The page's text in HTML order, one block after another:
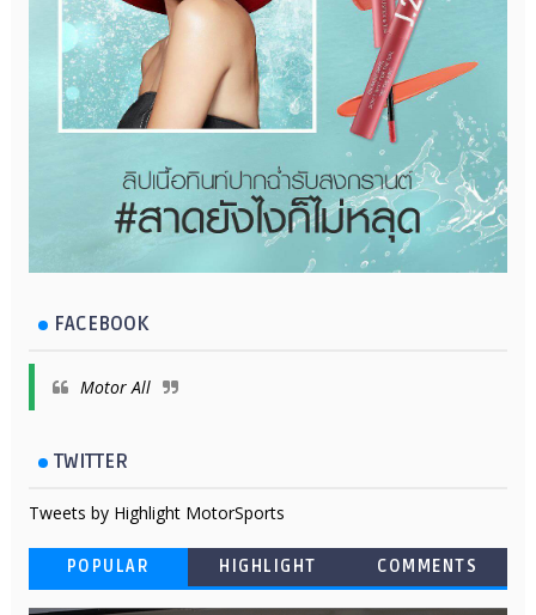
FACEBOOK
Motor All
TWITTER
Tweets by Highlight MotorSports
POPULAR HIGHLIGHT COMMENTS